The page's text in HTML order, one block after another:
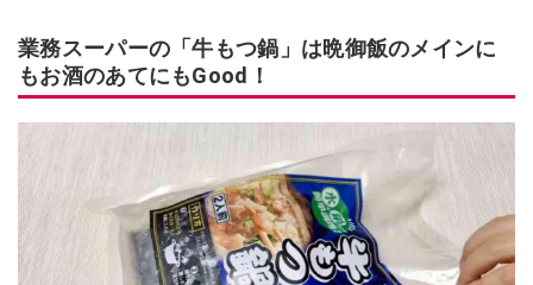
業務スーパーの「牛もつ鍋」は晩御飯のメインに
もお酒のあてにもGood！